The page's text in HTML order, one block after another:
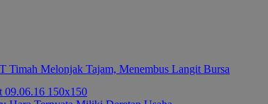
Timah Melonjak Tajam, Menembus Langit Bursa